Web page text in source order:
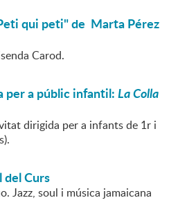
qui peti" de Marta Pérez
Carod.
per a públic infantil:La Colla
dirigida per a infants de 1r i
Curs
Jazz, soul i música jamaicana